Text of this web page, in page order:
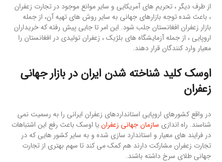
از طرف دیگر ، تحریم های آمریکایی و سایر موانع موجود در تجارت زعفران
، باعث شده توجه بازارهای جهانی به سایر روش های تهیه آن، از جمله
بازار زعفران افغانستان جلب شود. این امر تا جایی پیش رفته که خریداران
اروپایی ، از جمله آزمایشگاه های بلژیک ، زعفران تولیدی در افغانستان را
معیار وارد کنندگان قرار دهند.
اوسک کلید شناخته شدن ایران در بازار جهانی
زعفران
در واقع کشورهای اروپایی استانداردهای زعفران ایرانی را به رسمیت نمی
شناسند. راه اندازی سازمان جهانی زعفرانیا اوسک باعث رفع این اشتباهات
در فرایند های معیار و استاندارد سازی شده و به سایر کشور هایی که در
تجارت زعفران مشارکت دارند هم کمک می کند تا سهم بهتری از تجارت
جهانی طلای سرخ داشته باشند.